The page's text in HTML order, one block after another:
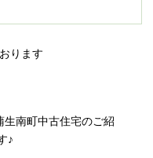
ります
生南町中古住宅のご紹
♪